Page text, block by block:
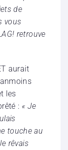
de
vous
retrouve
aurait
les
: « Je
touche au
rêvais